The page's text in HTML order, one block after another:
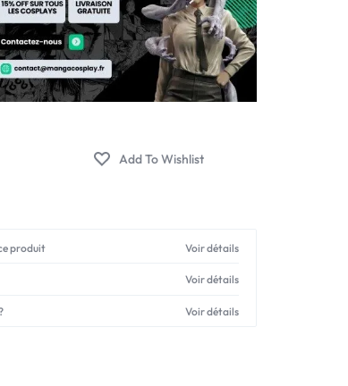
produit Voir détails
Voir détails
Voir détails